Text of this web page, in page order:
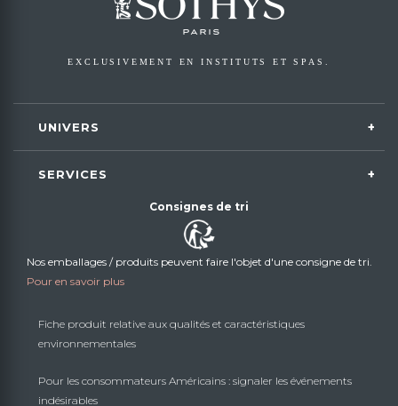
EXCLUSIVEMENT EN INSTITUTS ET SPAS.
UNIVERS
SERVICES
Consignes de tri
Nos emballages / produits peuvent faire l'objet d'une consigne de tri.
Pour en savoir plus
Fiche produit relative aux qualités et caractéristiques
environnementales
Pour les consommateurs Américains : signaler les événements
indésirables